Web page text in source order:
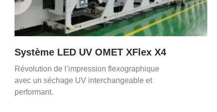
Système LED UV OMET XFlex X4
Révolution de l’impression flexographique
avec un séchage UV interchangeable et
performant.